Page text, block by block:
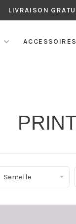
LIVRAISON
ACCESSOIRES
Semelle